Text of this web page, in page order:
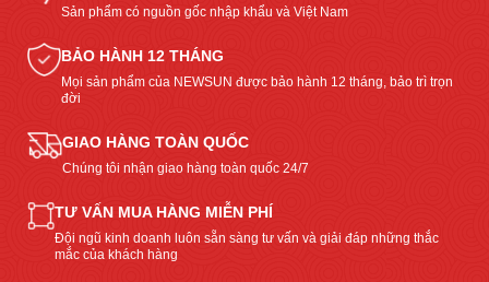
Sản phẩm có nguồn gốc nhập khẩu và Việt Nam
BẢO HÀNH 12 THÁNG
Mọi sản phẩm của NEWSUN được bảo hành 12 tháng, bảo trì trọn
đời
GIAO HÀNG TOÀN QUỐC
Chúng tôi nhận giao hàng toàn quốc 24/7
TƯ VẤN MUA HÀNG MIỄN PHÍ
Đội ngũ kinh doanh luôn sẵn sàng tư vấn và giải đáp những thắc
mắc của khách hàng